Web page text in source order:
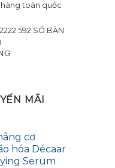
toàn quốc
592 SỐ BÀN:
MÃI
cơ
hóa Décaar
Serum